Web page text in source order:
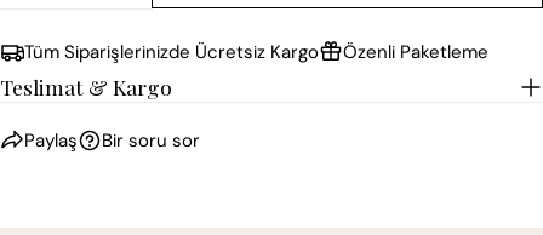
Tüm Siparişlerinizde Ücretsiz Kargo Özenli Paketleme
Teslimat & Kargo
Paylaş
paylaşPin
Bir soru sor
* işaretli alanların doldurulması zorunludur.